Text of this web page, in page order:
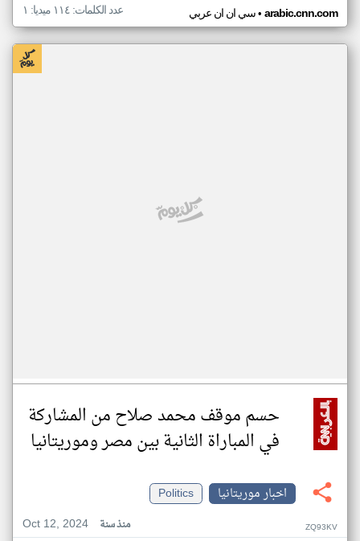
سي ان ان عربي• arabic.cnn.com عدد الكلمات: ١١٤ ميديا: ١
حسم موقف محمد صلاح من المشاركة
في المباراة الثانية بين مصر وموريتانيا
اخبار موريتانيا
Politics
Oct 12, 2024
منذ سنة ZQ93KV